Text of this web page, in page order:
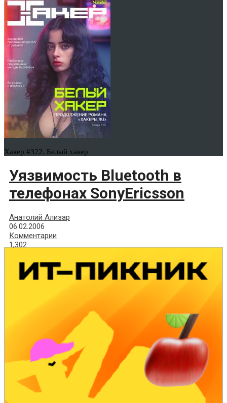
Хакер #322. Белый хакер
Уязвимость Bluetooth в
телефонах SonyEricsson
Анатолий Ализар
06.02.2006
Комментарии
1,302